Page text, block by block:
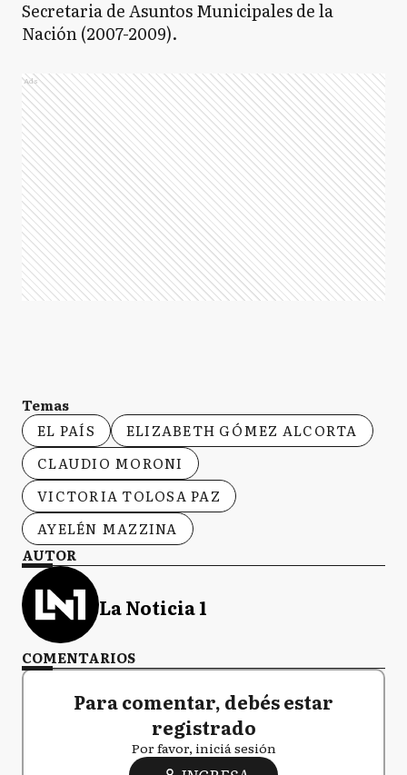
Secretaria de Asuntos Municipales de la
Nación (2007-2009).
Ads
Temas
EL PAÍS
ELIZABETH GÓMEZ ALCORTA
CLAUDIO MORONI
VICTORIA TOLOSA PAZ
AYELÉN MAZZINA
AUTOR
La Noticia 1
COMENTARIOS
Para comentar, debés estar
registrado
Por favor, iniciá sesión